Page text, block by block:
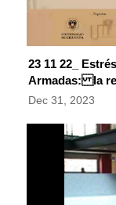
23 11 22_
Armadas: la
de recuperación
Dec 31, 2023